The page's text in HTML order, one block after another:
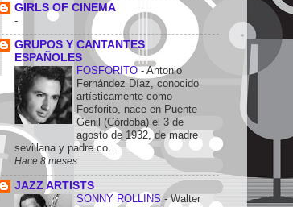
GIRLS OF CINEMA
-
GRUPOS Y CANTANTES
ESPAÑOLES
FOSFORITO-Antonio
Fernández Díaz, conocido
artísticamente como
Fosforito, nace en Puente
Genil (Córdoba) el 3 de
agosto de 1932, de madre
sevillana y padre co...
Hace 8 meses
JAZZ ARTISTS
SONNY ROLLINS-Walter